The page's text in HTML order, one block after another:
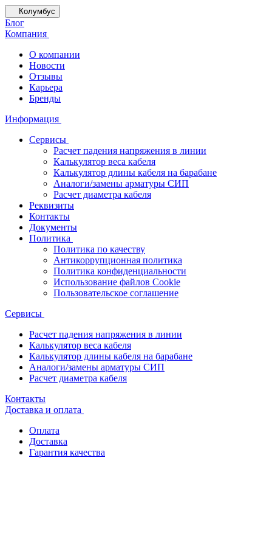
Колумбус
Блог
Компания
О компании
Новости
Отзывы
Карьера
Бренды
Информация
Сервисы
Расчет падения напряжения в линии
Калькулятор веса кабеля
Калькулятор длины кабеля на барабане
Аналоги/замены арматуры СИП
Расчет диаметра кабеля
Реквизиты
Контакты
Документы
Политика
Политика по качеству
Антикоррупционная политика
Политика конфиденциальности
Использование файлов Cookie
Пользовательское соглашение
Сервисы
Расчет падения напряжения в линии
Калькулятор веса кабеля
Калькулятор длины кабеля на барабане
Аналоги/замены арматуры СИП
Расчет диаметра кабеля
Контакты
Доставка и оплата
Оплата
Доставка
Гарантия качества